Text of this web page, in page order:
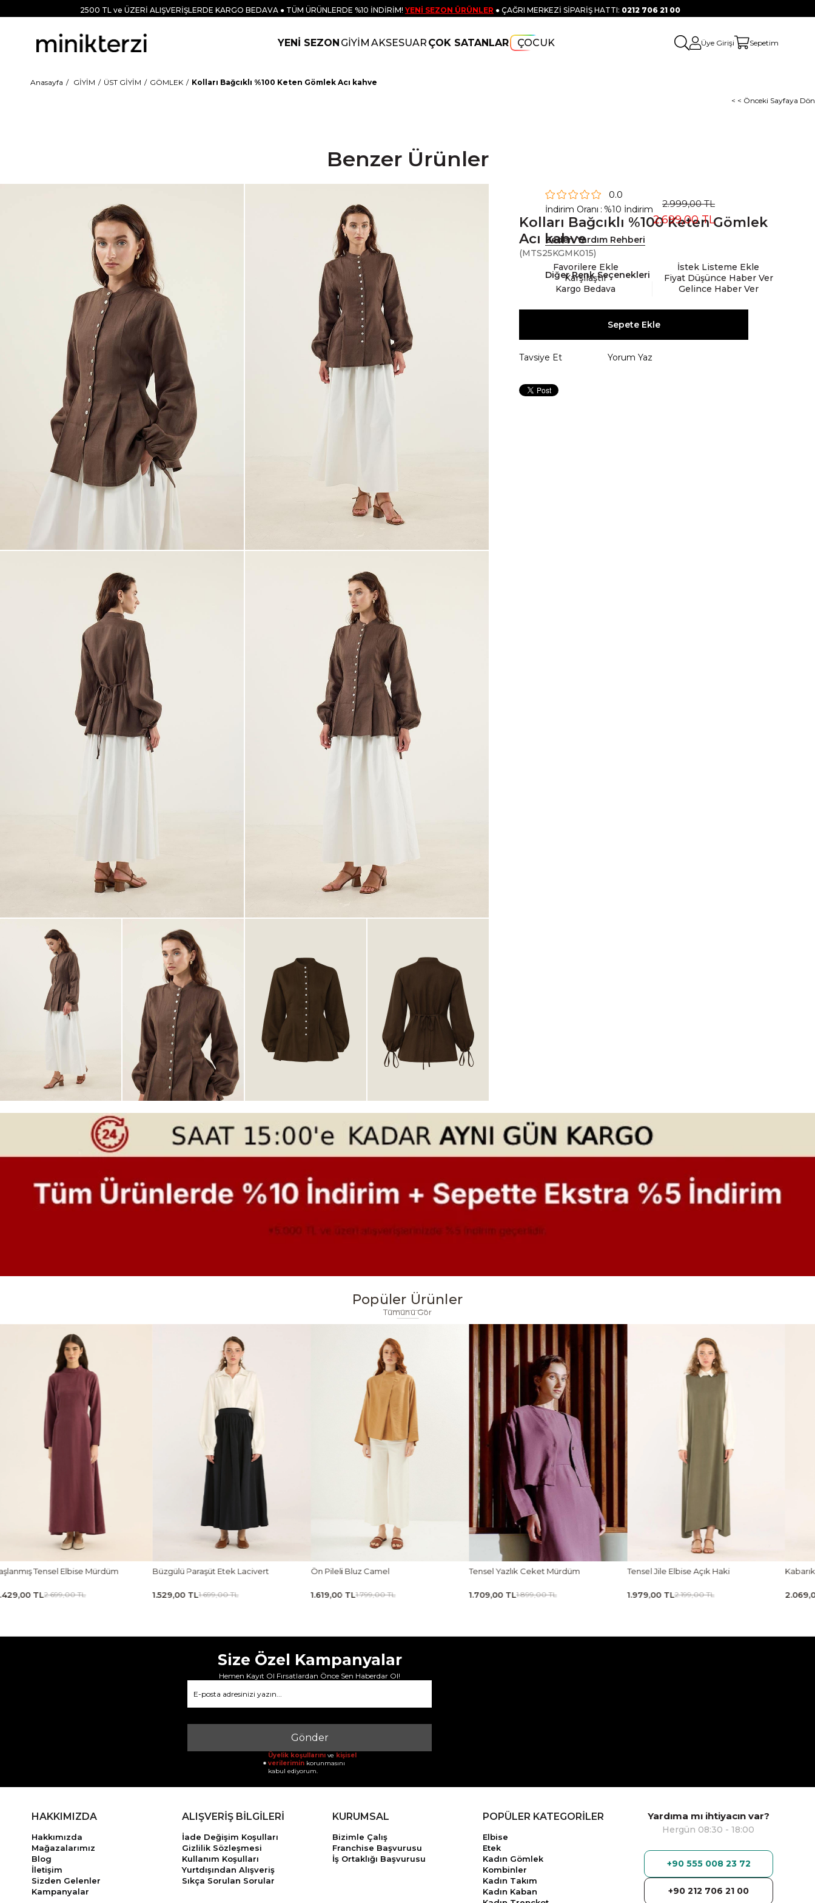
2500 TL ve ÜZERİ ALIŞVERİŞLERDE KARGO BEDAVA ● TÜM ÜRÜNLERDE %10 İNDİRİM! YENİ SEZON ÜRÜNLER ● ÇAĞRI MERKEZİ SİPARİŞ HATTI: 0212 706 21 00
YENİ SEZON GİYİM AKSESUAR ÇOK SATANLAR ÇOCUK Üye Girişi Sepetim
Anasayfa GİYİM ÜST GİYİM GÖMLEK
Kolları Bağcıklı %100 Keten Gömlek Acı kahve
< < Önceki Sayfaya Dön
Benzer Ürünler
Kolları Bağcıklı %100 Keten Gömlek
Acı kahve
(MTS25KGMK015)
0.0
İndirim Oranı : %10 İndirim 2.999,00 TL
2.699,00 TL
Beden Yardım Rehberi
Diğer Renk Seçenekleri
Favorilere Ekle
İstek Listeme Ekle
Karşılaştır
Fiyat Düşünce Haber Ver
Kargo Bedava
Gelince Haber Ver
Tavsiye Et Yorum Yaz
Popüler Ürünler
Tümünü Gör
Paraşüt Etek Lacivert
TL1.699,00 TL
Ön Pileli Bluz Camel
1.619,00 TL1.799,00 TL
Tensel Yazlık Ceket Mürdüm
1.709,00 TL1.899,00 TL
Tensel Jile Elbise Açık Haki
1.979,00 TL2.199,00 TL
Kabarık Puf Etek Siyah
2.069,00 TL2.299,00 TL
Tensel
Size Özel Kampanyalar
Hemen Kayıt Ol Fırsatlardan Önce Sen Haberdar Ol!
Gönder
Üyelik koşullarını ve kişisel
verilerimin korunmasını
kabul ediyorum.
HAKKIMIZDA
Hakkımızda
Mağazalarımız
Blog
İletişim
Sizden Gelenler
Kampanyalar
ALIŞVERİŞ BİLGİLERİ
İade Değişim Koşulları
Gizlilik Sözleşmesi
Kullanım Koşulları
Yurtdışından Alışveriş
Sıkça Sorulan Sorular
KURUMSAL
Bizimle Çalış
Franchise Başvurusu
İş Ortaklığı Başvurusu
POPÜLER KATEGORİLER
Elbise
Etek
Kadın Gömlek
Kombinler
Kadın Takım
Kadın Kaban
Yardıma mı ihtiyacın var?
Hergün 08:30 - 18:00
+90 555 008 23 72
+90 212 706 21 00